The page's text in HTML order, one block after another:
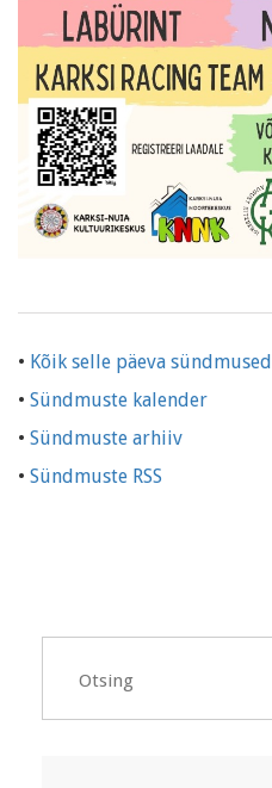
• Kõik selle päeva sündmused
• Sündmuste kalender
• Sündmuste arhiiv
• Sündmuste RSS